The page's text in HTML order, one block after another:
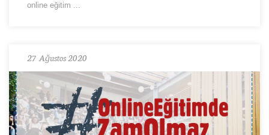
online eğitim ...
27 Ağustos 2020